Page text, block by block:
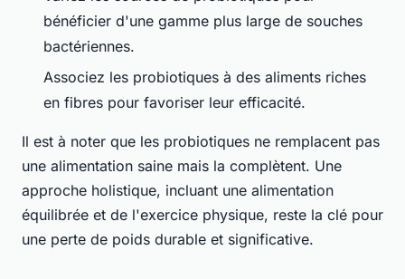
bénéficier d'une gamme plus large de souches
bactériennes.
Associez les probiotiques à des aliments riches
en fibres pour favoriser leur efficacité.
Il est à noter que les probiotiques ne remplacent pas
une alimentation saine mais la complètent. Une
approche holistique, incluant une alimentation
équilibrée et de l'exercice physique, reste la clé pour
une perte de poids durable et significative.